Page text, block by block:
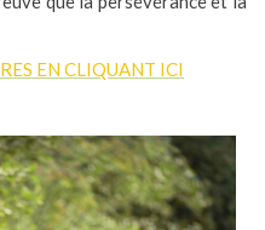
EN CLIQUANT ICI